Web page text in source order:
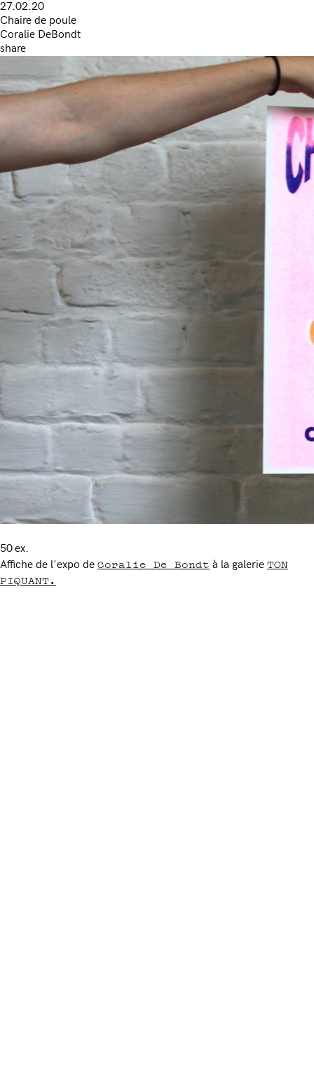
27.02.20
Chaire de poule
Coralie DeBondt
share
50 ex.
Affiche de l'expo de Coralie De Bondt à la galerie TON
PIQUANT.